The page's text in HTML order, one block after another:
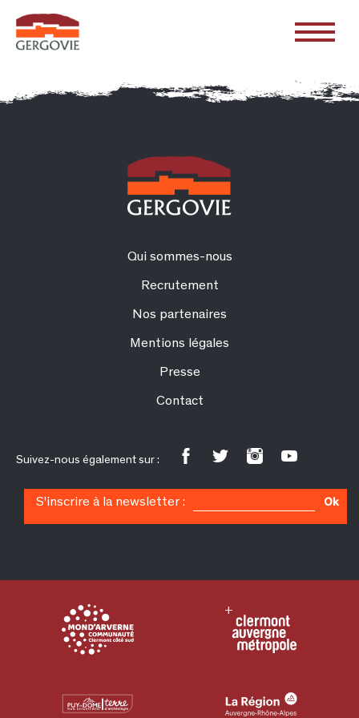
Qui sommes-nous
Recrutement
Nos partenaires
Mentions légales
Presse
Contact
Suivez-nous également sur :
S'inscrire à la newsletter : Ok